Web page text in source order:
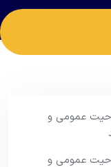
عمومی و
عمومی و